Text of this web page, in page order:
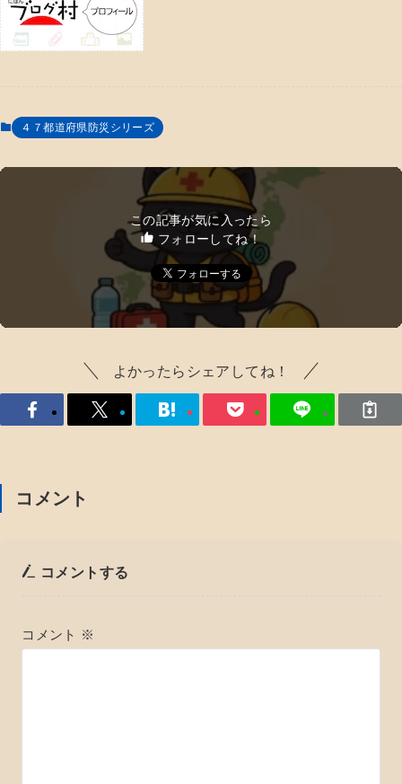
４７都道府県防災シリーズ
この記事が気に入ったら
フォローしてね！
よかったらシェアしてね！
コメント
コメントする
コメント ※